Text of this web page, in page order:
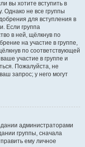
вы хотите вступить в
Однако не все группы
для вступления в
Если группа
в ней, щёлкнув по
на участие в группе,
по соответствующей
участие в группе и
Пожалуйста, не
запрос; у него могут
администраторами
группы, сначала
ему личное